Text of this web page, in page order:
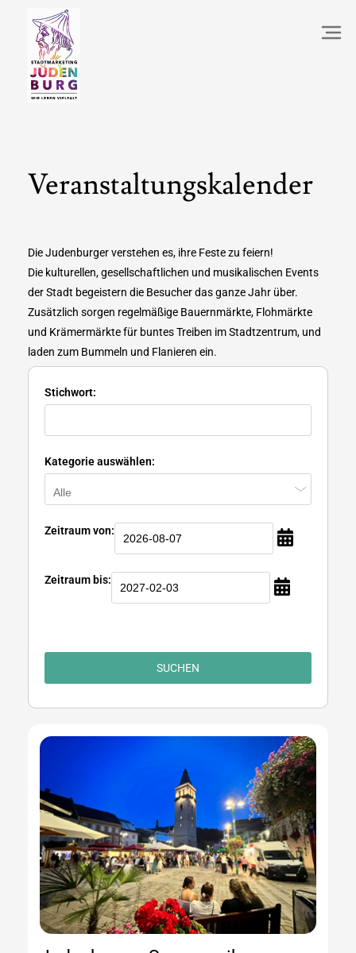
Veranstaltungskalender
Die Judenburger verstehen es, ihre Feste zu feiern!
Die kulturellen, gesellschaftlichen und musikalischen Events
der Stadt begeistern die Besucher das ganze Jahr über.
Zusätzlich sorgen regelmäßige Bauernmärkte, Flohmärkte
und Krämermärkte für buntes Treiben im Stadtzentrum, und
laden zum Bummeln und Flanieren ein.
Stichwort:
Kategorie auswählen:
Zeitraum von:
Zeitraum bis:
SUCHEN